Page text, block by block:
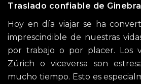
Traslado confiable de
Hoy en día viajar se ha
imprescindible de nuestras
por trabajo o por placer. Los
Zúrich o viceversa son
mucho tiempo. Esto es